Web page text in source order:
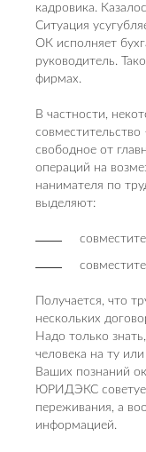
кадровика.
Ситуация
ОК исполняет
руководитель.
фирмах.
В частности,
свободное от
операций на
нанимателя по
выделяют:
Получается, что
нескольких
Надо только
человека на ту
Ваших познаний
ЮРИДЭКС
переживания, а
информацией.